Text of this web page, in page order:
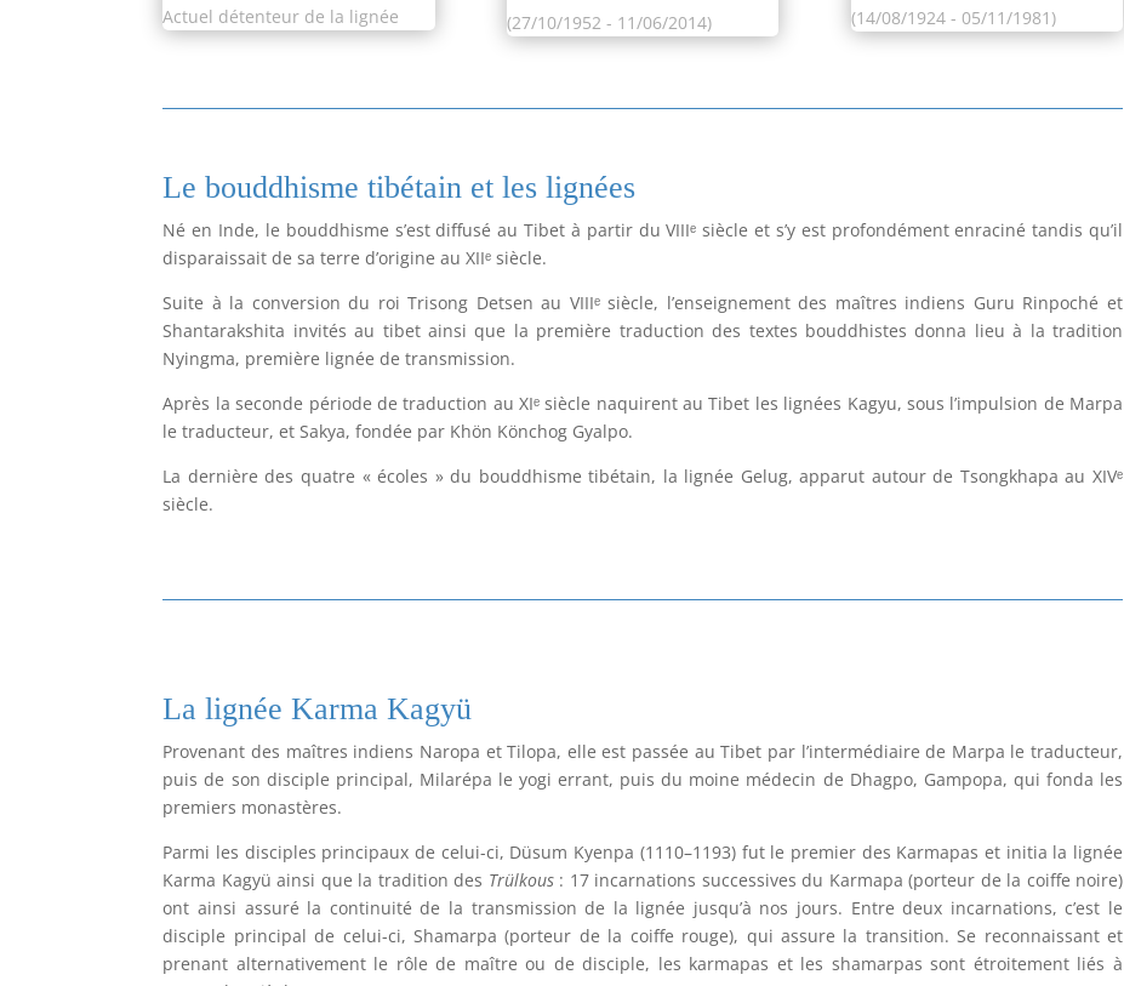
Actuel détenteur de la lignée (27/10/1952 - 11/06/2014) (14/08/1924 - 05/11/1981)
Le bouddhisme tibétain et les lignées
Né en Inde, le bouddhisme s’est diffusé au Tibet à partir du VIIIᵉ siècle et s’y est profondément enraciné tandis qu’il
disparaissait de sa terre d’origine au XIIᵉ siècle.
Suite à la conversion du roi Trisong Detsen au VIIIᵉ siècle, l’enseignement des maîtres indiens Guru Rinpoché et
Shantarakshita invités au tibet ainsi que la première traduction des textes bouddhistes donna lieu à la tradition
Nyingma, première lignée de transmission.
Après la seconde période de traduction au XIᵉ siècle naquirent au Tibet les lignées Kagyu, sous l’impulsion de Marpa
le traducteur, et Sakya, fondée par Khön Könchog Gyalpo.
La dernière des quatre « écoles » du bouddhisme tibétain, la lignée Gelug, apparut autour de Tsongkhapa au XIVᵉ
siècle.
La lignée Karma Kagyü
Provenant des maîtres indiens Naropa et Tilopa, elle est passée au Tibet par l’intermédiaire de Marpa le traducteur,
puis de son disciple principal, Milarépa le yogi errant, puis du moine médecin de Dhagpo, Gampopa, qui fonda les
premiers monastères.
Parmi les disciples principaux de celui-ci, Düsum Kyenpa (1110–1193) fut le premier des Karmapas et initia la lignée
Karma Kagyü ainsi que la tradition des Trülkous: 17 incarnations successives du Karmapa (porteur de la coiffe noire)
ont ainsi assuré la continuité de la transmission de la lignée jusqu’à nos jours. Entre deux incarnations, c’est le
disciple principal de celui-ci, Shamarpa (porteur de la coiffe rouge), qui assure la transition. Se reconnaissant et
prenant alternativement le rôle de maître ou de disciple, les karmapas et les shamarpas sont étroitement liés à